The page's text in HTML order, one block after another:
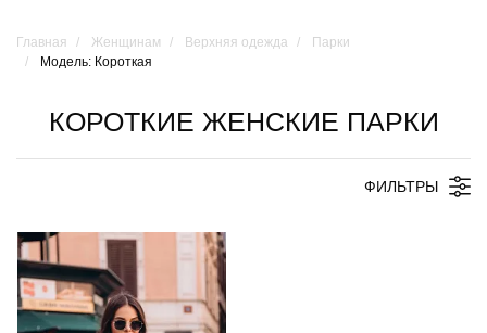
Главная Женщинам Верхняя одежда
Парки
Модель: Короткая
КОРОТКИЕ ЖЕНСКИЕ ПАРКИ
ФИЛЬТРЫ